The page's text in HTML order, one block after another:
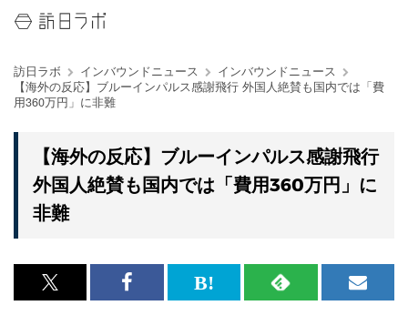
訪日ラボ インバウンドニュース
インバウンドニュース
【海外の反応】ブルーインパルス感謝飛行 外国人絶賛も国内では「費
用360万円」に非難
【海外の反応】ブルーインパルス感謝飛行
外国人絶賛も国内では「費用360万円」に
非難
x<br>
Facebook<br>
は
RSS
メ